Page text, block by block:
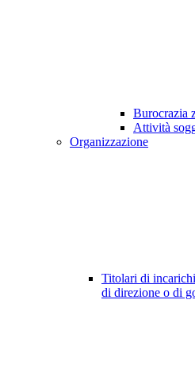
Burocrazia
Attività
Organizzazione
Titolari di
di direzione o di